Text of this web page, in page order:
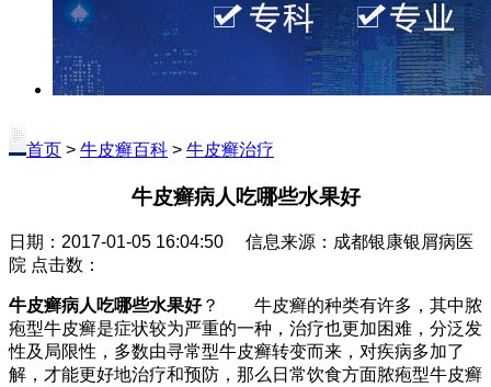
首页 > 牛皮癣百科 > 牛皮癣治疗
牛皮癣病人吃哪些水果好
日期：2017-01-05 16:04:50 信息来源：成都银康银屑病医
院 点击数：
牛皮癣病人吃哪些水果好？ 牛皮癣的种类有许多，其中脓
疱型牛皮癣是症状较为严重的一种，治疗也更加困难，分泛发
性及局限性，多数由寻常型牛皮癣转变而来，对疾病多加了
解，才能更好地治疗和预防，那么日常饮食方面脓疱型牛皮癣